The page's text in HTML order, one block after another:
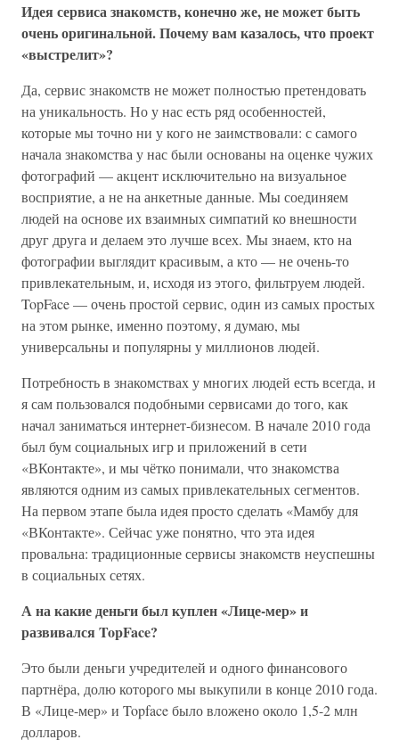
Идея сервиса знакомств, конечно же, не может быть
очень оригинальной. Почему вам казалось, что проект
«выстрелит»?
Да, сервис знакомств не может полностью претендовать
на уникальность. Но у нас есть ряд особенностей,
которые мы точно ни у кого не заимствовали: с самого
начала знакомства у нас были основаны на оценке чужих
фотографий — акцент исключительно на визуальное
восприятие, а не на анкетные данные. Мы соединяем
людей на основе их взаимных симпатий ко внешности
друг друга и делаем это лучше всех. Мы знаем, кто на
фотографии выглядит красивым, а кто — не очень-то
привлекательным, и, исходя из этого, фильтруем людей.
TopFace — очень простой сервис, один из самых простых
на этом рынке, именно поэтому, я думаю, мы
универсальны и популярны у миллионов людей.
Потребность в знакомствах у многих людей есть всегда, и
я сам пользовался подобными сервисами до того, как
начал заниматься интернет-бизнесом. В начале 2010 года
был бум социальных игр и приложений в сети
«ВКонтакте», и мы чётко понимали, что знакомства
являются одним из самых привлекательных сегментов.
На первом этапе была идея просто сделать «Мамбу для
«ВКонтакте». Сейчас уже понятно, что эта идея
провальна: традиционные сервисы знакомств неуспешны
в социальных сетях.
А на какие деньги был куплен «Лице-мер» и
развивался TopFace?
Это были деньги учредителей и одного финансового
партнёра, долю которого мы выкупили в конце 2010 года.
В «Лице-мер» и Topface было вложено около 1,5-2 млн
долларов.